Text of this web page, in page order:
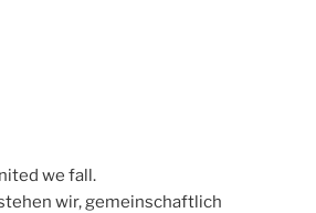
we fall.
wir, gemeinschaftlich